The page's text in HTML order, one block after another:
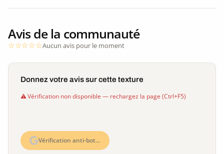
Avis de la communauté
Aucun avis pour le moment
Donnez votre avis sur cette texture
Vérification non disponible — rechargez la page (Ctrl+F5)
Vérification anti-bot…